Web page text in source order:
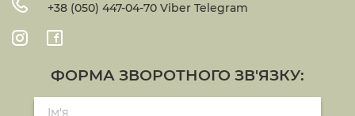
+38 (050) 447-04-70 Viber Telegram
ФОРМА ЗВОРОТНОГО ЗВ'ЯЗКУ: